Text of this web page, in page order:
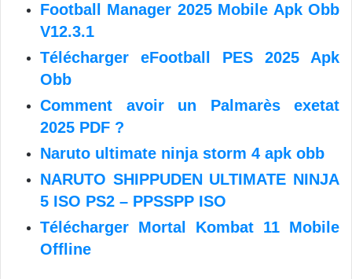
Football Manager 2025 Mobile Apk Obb
V12.3.1
Télécharger eFootball PES 2025 Apk
Obb
Comment avoir un Palmarès exetat
2025 PDF ?
Naruto ultimate ninja storm 4 apk obb
NARUTO SHIPPUDEN ULTIMATE NINJA
5 ISO PS2 – PPSSPP ISO
Télécharger Mortal Kombat 11 Mobile
Offline